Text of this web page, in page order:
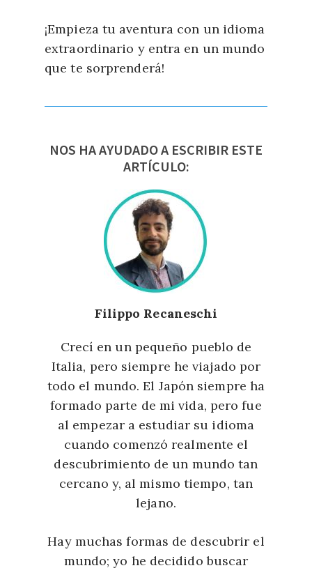
¡Empieza tu aventura con un idioma
extraordinario y entra en un mundo
que te sorprenderá!
NOS HA AYUDADO A ESCRIBIR ESTE
ARTÍCULO:
Filippo Recaneschi
Crecí en un pequeño pueblo de
Italia, pero siempre he viajado por
todo el mundo. El Japón siempre ha
formado parte de mi vida, pero fue
al empezar a estudiar su idioma
cuando comenzó realmente el
descubrimiento de un mundo tan
cercano y, al mismo tiempo, tan
lejano.
Hay muchas formas de descubrir el
mundo; yo he decidido buscar